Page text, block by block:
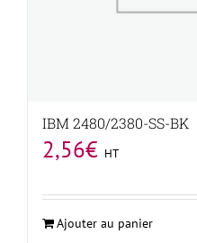
IBM 2480/2380-SS-BK
2,56€ HT
Ajouter au panier